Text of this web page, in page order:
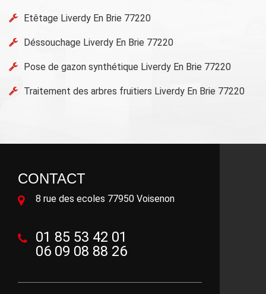
Etêtage Liverdy En Brie 77220
Déssouchage Liverdy En Brie 77220
Pose de gazon synthétique Liverdy En Brie 77220
Traitement des arbres fruitiers Liverdy En Brie 77220
CONTACT
8 rue des ecoles 77950 Voisenon
01 85 53 42 01
06 09 08 88 26